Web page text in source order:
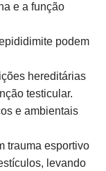
e a função
podem
hereditárias
testicular.
e ambientais
trauma esportivo
levando